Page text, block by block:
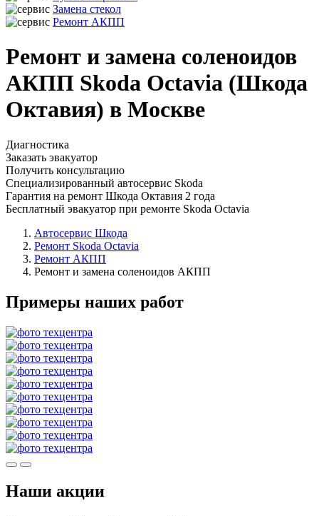
Замена стекол
Ремонт АКПП
Ремонт и замена соленоидов
АКПП Skoda Octavia (Шкода
Октавия) в Москве
Диагностика
Заказать эвакуатор
Получить консультацию
Специализированный автосервис Skoda
Гарантия на ремонт Шкода Октавия 2 года
Бесплатный эвакуатор при ремонте Skoda Octavia
Автосервис Шкода
Ремонт Skoda Octavia
Ремонт АКПП
Ремонт и замена соленоидов АКПП
Примеры наших работ
Наши акции